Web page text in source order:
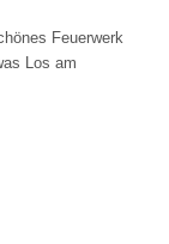
Feuerwerk
Los am